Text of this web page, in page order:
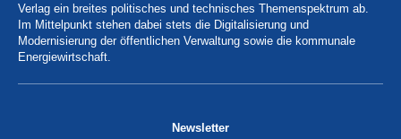
Verlag ein breites politisches und technisches Themenspektrum ab.
Im Mittelpunkt stehen dabei stets die Digitalisierung und
Modernisierung der öffentlichen Verwaltung sowie die kommunale
Energiewirtschaft.
Newsletter